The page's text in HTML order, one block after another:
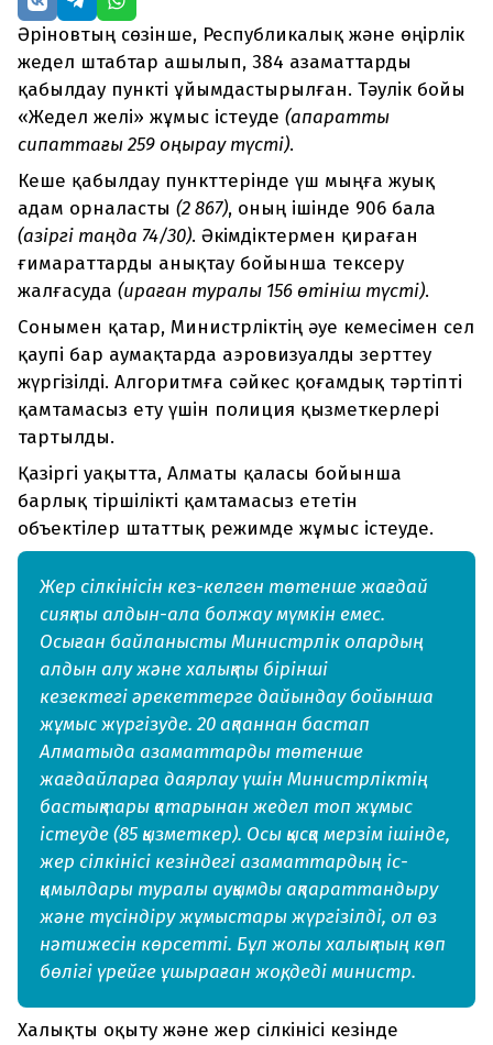
Әріновтың сөзінше, Республикалық және өңірлік
жедел штабтар ашылып, 384 азаматтарды
қабылдау пункті ұйымдастырылған. Тәулік бойы
«Жедел желі» жұмыс істеуде (ақпараттық
сипаттағы 259 қоңырау түсті).
Кеше қабылдау пункттерінде үш мыңға жуық
адам орналасты (2 867), оның ішінде 906 бала
(қазіргі таңда 74/30). Әкімдіктермен қираған
ғимараттарды анықтау бойынша тексеру
жалғасуда (қираған туралы 156 өтініш түсті).
Сонымен қатар, Министрліктің әуе кемесімен сел
қаупі бар аумақтарда аэровизуалды зерттеу
жүргізілді. Алгоритмға сәйкес қоғамдық тәртіпті
қамтамасыз ету үшін полиция қызметкерлері
тартылды.
Қазіргі уақытта, Алматы қаласы бойынша
барлық тіршілікті қамтамасыз ететін
объектілер штаттық режимде жұмыс істеуде.
Жер сілкінісін кез-келген төтенше жағдай
сияқты алдын-ала болжау мүмкін емес.
Осыған байланысты Министрлік олардың
алдын алу және халықты бірінші
кезектегі әрекеттерге дайындау бойынша
жұмыс жүргізуде. 20 ақпаннан бастап
Алматыда азаматтарды төтенше
жағдайларға даярлау үшін Министрліктің
бастықтары қатарынан жедел топ жұмыс
істеуде (85 қызметкер). Осы қысқа мерзім ішінде,
жер сілкінісі кезіндегі азаматтардың іс-
қимылдары туралы ауқымды ақпараттандыру
және түсіндіру жұмыстары жүргізілді, ол өз
нәтижесін көрсетті. Бұл жолы халықтың көп
бөлігі үрейге ұшыраған жоқ, деді министр.
Халықты оқыту және жер сілкінісі кезінде